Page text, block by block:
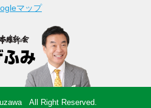
マップ
All Right Reserved.